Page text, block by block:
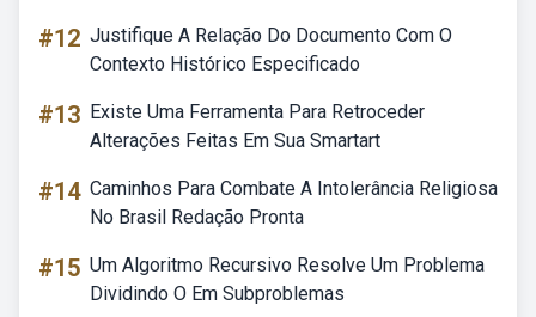
#12 Justifique A Relação Do Documento Com O
Contexto Histórico Especificado
#13 Existe Uma Ferramenta Para Retroceder
Alterações Feitas Em Sua Smartart
#14 Caminhos Para Combate A Intolerância Religiosa
No Brasil Redação Pronta
#15 Um Algoritmo Recursivo Resolve Um Problema
Dividindo O Em Subproblemas